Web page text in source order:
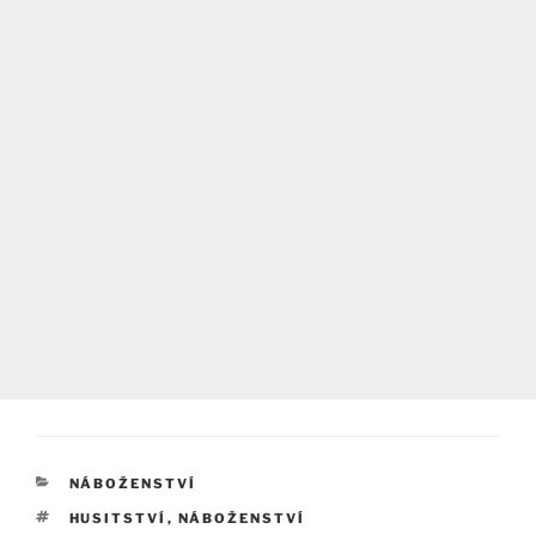
RUBRIKY
NÁBOŽENSTVÍ
ŠTÍTKY
HUSITSTVÍ , NÁBOŽENSTVÍ